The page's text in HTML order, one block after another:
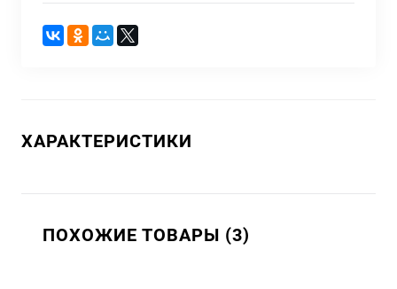
ХАРАКТЕРИСТИКИ
ПОХОЖИЕ ТОВАРЫ (3)